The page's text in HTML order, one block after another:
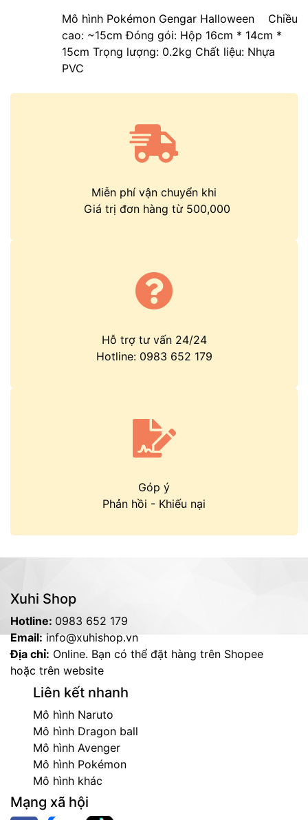
Mô hình Pokémon Gengar Halloween Chiều
cao: ~15cm Đóng gói: Hộp 16cm * 14cm *
15cm Trọng lượng: 0.2kg Chất liệu: Nhựa
PVC
Miễn phí vận chuyển khi
Giá trị đơn hàng từ 500,000
Hỗ trợ tư vấn 24/24
Hotline:0983 652 179
Góp ý
Phản hồi - Khiếu nại
Xuhi Shop
Hotline: 0983 652 179
Email: info@xuhishop.vn
Địa chỉ: Online. Bạn có thể đặt hàng trên Shopee
hoặc trên website
Liên kết nhanh
Mô hình Naruto
Mô hình Dragon ball
Mô hình Avenger
Mô hình Pokémon
Mô hình khác
Mạng xã hội